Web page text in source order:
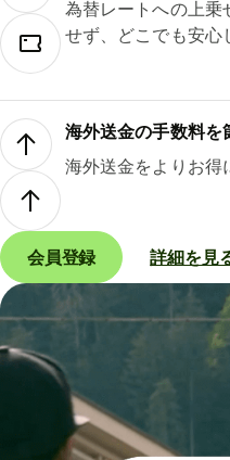
為替レートへの上乗
せず、どこでも安心
海外送金の手数料を
海外送金をよりお得
会員登録 詳細を見